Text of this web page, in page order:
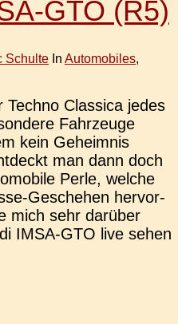
GTO (R5)
Schulte In Automobiles,
Clas­si­ca jedes
Fahr­zeu­ge
kein Geheim­nis
man dann doch
Perle, welche
Gesche­hen her­vor­
mich sehr dar­über
IMSA-GTO live sehen